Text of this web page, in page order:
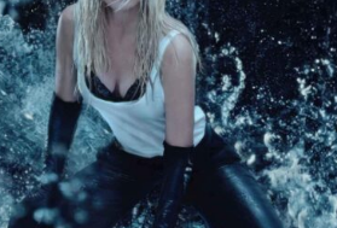
ΑΝΝΑ ΒΙΣΣΗ – ΑΙΓΑΙΟ